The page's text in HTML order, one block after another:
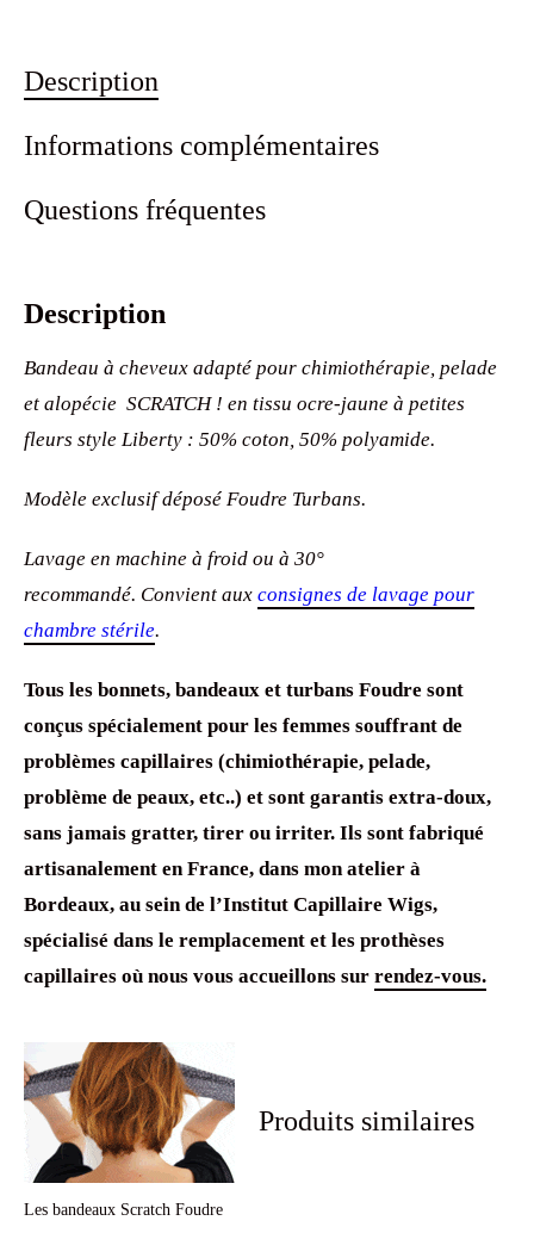
Description
Informations complémentaires
Questions fréquentes
Description
Bandeau à cheveux adapté pour chimiothérapie, pelade
et alopécie SCRATCH ! en tissu ocre-jaune à petites
fleurs style Liberty : 50% coton, 50% polyamide.
Modèle exclusif déposé Foudre Turbans.
Lavage en machine à froid ou à 30°
recommandé. Convient aux consignes de lavage pour
chambre stérile.
Tous les bonnets, bandeaux et turbans Foudre sont
conçus spécialement pour les femmes souffrant de
problèmes capillaires (chimiothérapie, pelade,
problème de peaux, etc..) et sont garantis extra-doux,
sans jamais gratter, tirer ou irriter. Ils sont fabriqué
artisanalement en France, dans mon atelier à
Bordeaux, au sein de l’Institut Capillaire Wigs,
spécialisé dans le remplacement et les prothèses
capillaires où nous vous accueillons sur rendez-vous.
Les bandeaux Scratch Foudre
Produits similaires